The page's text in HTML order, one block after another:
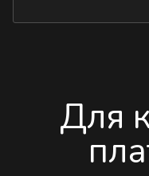
Для